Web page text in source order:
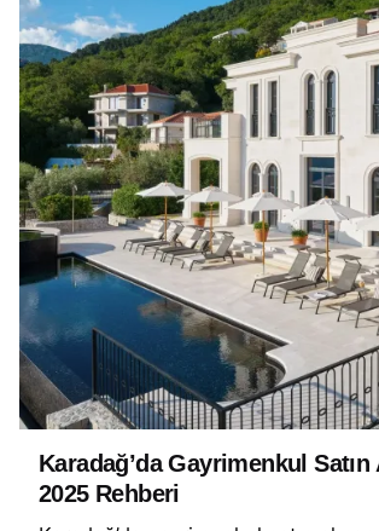
Karadağ’da Gayrimenkul Satın
2025 Rehberi